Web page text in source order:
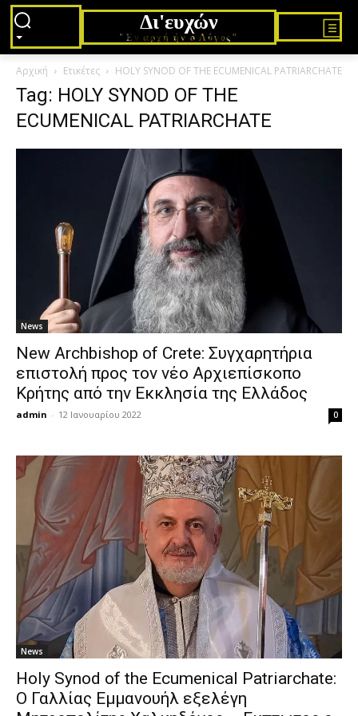
Δι'ευχών
"Εν αρχή ήν ο Λόγος"
Αρχική Ετικέτες HOLY SYNOD OF THE ECUMENICAL PATRIARCHATE
Tag: HOLY SYNOD OF THE
ECUMENICAL PATRIARCHATE
News
Νew Archbishop of Crete: Συγχαρητήρια
επιστολή προς τον νέο Αρχιεπίσκοπο
Κρήτης από την Εκκλησία της Ελλάδος
admin - 12 Ιανουαρίου 2022 0
News
Holy Synod of the Ecumenical Patriarchate:
Ο Γαλλίας Εμμανουήλ εξελέγη